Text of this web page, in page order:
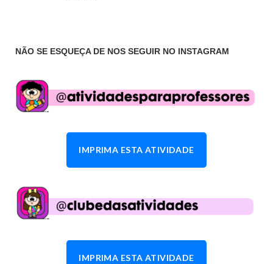
NÃO SE ESQUEÇA DE NOS SEGUIR NO INSTAGRAM
IMPRIMA ESTA ATIVIDADE
IMPRIMA ESTA ATIVIDADE